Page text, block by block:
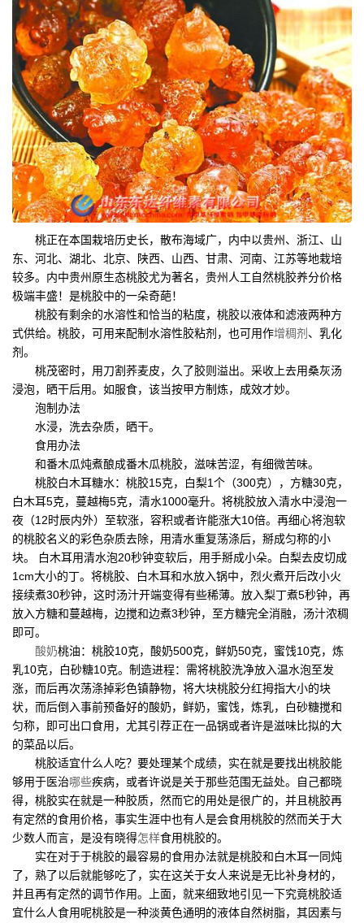
桃正在本国栽培历史长，散布海域广，内中以贵州、浙江、山
东、河北、湖北、北京、陕西、山西、甘肃、河南、江苏等地栽培
较多。内中贵州原生态桃胶尤为著名，贵州人工自然桃胶养分价格
极端丰盛！是桃胶中的一朵奇葩！
桃胶有剩余的水溶性和恰当的粘度，桃胶以液体和滤液两种方
式供给。桃胶，可用来配制水溶性胶粘剂，也可用作增稠剂 、乳化
剂。
桃茂密时，用刀割荞麦皮，久了胶则溢出。采收上去用桑灰汤
浸泡，晒干后用。如服食，该当按甲方制炼，成效才妙。
泡制办法
水浸，洗去杂质，晒干。
食用办法
和番木瓜炖煮酿成番木瓜桃胶，滋味苦涩，有细微苦味。
桃胶白木耳糖水：桃胶15克，白梨1个（300克），方糖30克，
白木耳5克，蔓越梅5克，清水1000毫升。将桃胶放入清水中浸泡一
夜（12时辰内外）至软涨，容积或者许能涨大10倍。再细心将泡软
的桃胶名义的彩色杂质去除，用清水重复荡涤后，掰成匀称的小
块。 白木耳用清水泡20秒钟变软后，用手掰成小朵。白梨去皮切成
1cm大小的丁。将桃胶、白木耳和水放入锅中，烈火煮开后改小火
接续煮30秒钟，这时汤汁开端变得有些稀薄。放入梨丁煮5秒钟，再
放入方糖和蔓越梅，边搅和边煮3秒钟，至方糖完全消融，汤汁浓稠
即可。
酸奶桃油：桃胶10克，酸奶500克，鲜奶50克，蜜饯10克，炼
乳10克，白砂糖10克。制造进程：需将桃胶洗净放入温水泡至发
涨，而后再次荡涤掉彩色镇静物，将大块桃胶分红拇指大小的块
状，而后倒入事前预备好的酸奶，鲜奶，蜜饯，炼乳，白砂糖搅和
匀称，即可出口食用，尤其引荐正在一品锅或者许是滋味比拟的大
的菜品以后。
桃胶适宜什么人吃？要处理某个成绩，实在就是要找出桃胶能
够用于医治哪些疾病，或者许说是关于那些范围无益处。自己都晓
得，桃胶实在就是一种胶质，然而它的用处是很广的，并且桃胶再
有定然的食用价格，事实生涯中也有人是会食用桃胶的然而关于大
少数人而言，是没有晓得怎样食用桃胶的。
实在对于于桃胶的最容易的食用办法就是桃胶和白木耳一同炖
了，熟了以后就能够吃了，实在这关于女人来说是无比补身材的，
并且再有定然的调节作用。上面，就来细致地引见一下究竟桃胶适
宜什么人食用呢桃胶是一种淡黄色通明的液体自然树脂，其因素与